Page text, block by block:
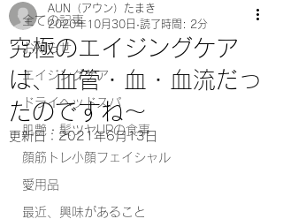
全ての記事
お知らせ
エイジングケア
ドライヘッドスパ
肌艶・髪ツヤUPの食事
顔筋トレ小顔フェイシャル
愛用品
最近、興味があること
究極のエイジングケア
は、血管・血・血流だっ
たのですね～
AUN（アウン）たまき
2020年10月30日 読了時間: 2分
更新日： 2021年6月13日